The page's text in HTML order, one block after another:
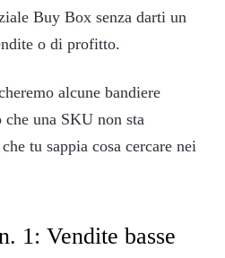
Buy Box senza darti un
o di profitto.
alcune bandiere
che una SKU non sta
tu sappia cosa cercare nei
1: Vendite basse